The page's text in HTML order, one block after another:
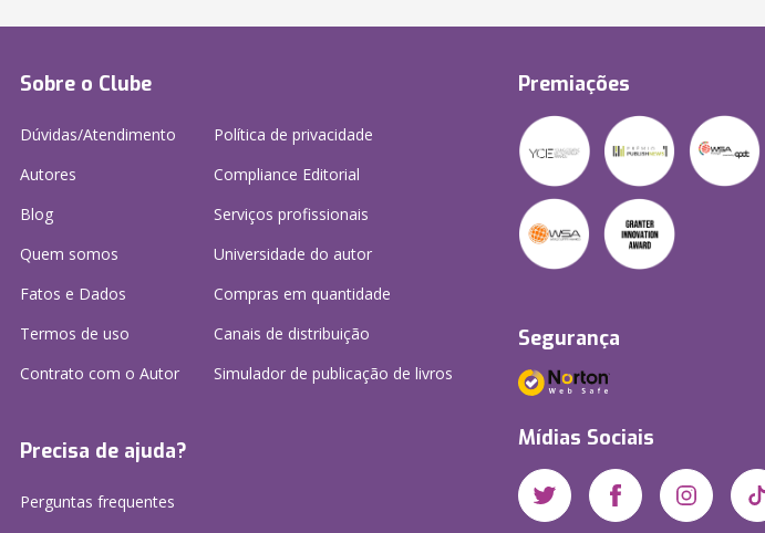
Sobre o Clube
Dúvidas/Atendimento
Autores
Blog
Quem somos
Fatos e Dados
Termos de uso
Contrato com o Autor
Política de privacidade
Compliance Editorial
Serviços profissionais
Universidade do autor
Compras em quantidade
Canais de distribuição
Simulador de publicação de livros
Precisa de ajuda?
Perguntas frequentes
Premiações
Segurança
Mídias Sociais